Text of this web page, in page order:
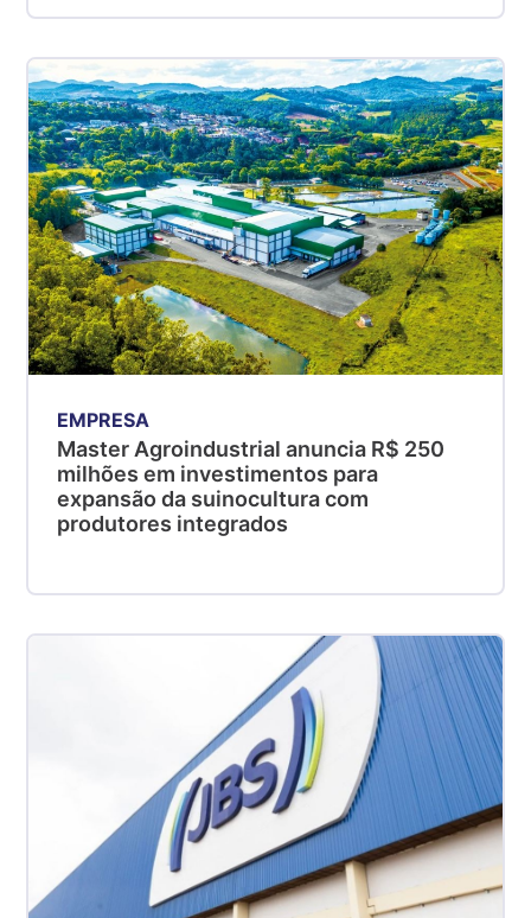
EMPRESA
Master Agroindustrial anuncia R$ 250
milhões em investimentos para
expansão da suinocultura com
produtores integrados